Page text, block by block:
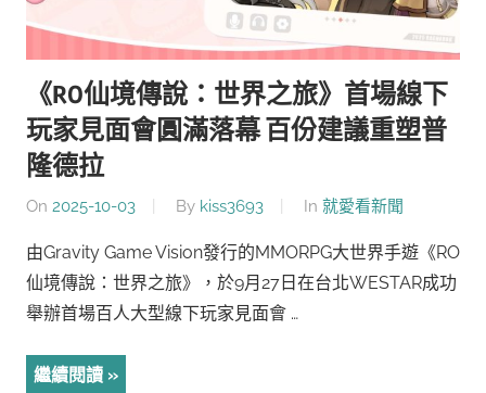
《RO仙境傳說：世界之旅》首場線下
玩家見面會圓滿落幕 百份建議重塑普
隆德拉
On 2025-10-03 By kiss3693 In 就愛看新聞
由Gravity Game Vision發行的MMORPG大世界手遊《RO
仙境傳說：世界之旅》，於9月27日在台北WESTAR成功
舉辦首場百人大型線下玩家見面會 …
繼續閱讀